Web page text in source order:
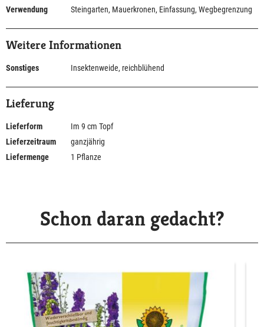
Verwendung
Steingarten, Mauerkronen, Einfassung, Wegbegrenzung
Weitere Informationen
Sonstiges Insektenweide, reichblühend
Lieferung
Lieferform
Im 9 cm Topf
Lieferzeitraum
ganzjährig
Liefermenge
1 Pflanze
Schon daran gedacht?